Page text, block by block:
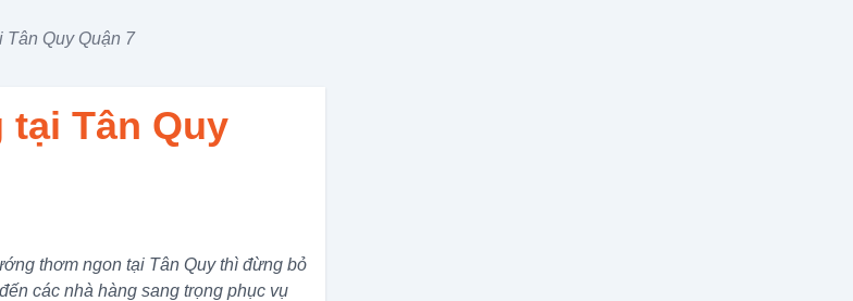
Tân Quy Quận 7
Tân Quy
thơm ngon tại Tân Quy thì đừng bỏ
các nhà hàng sang trọng phục vụ